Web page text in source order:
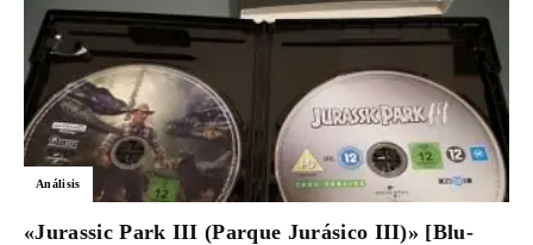
Análisis
«Jurassic Park III (Parque Jurásico III)» [Blu-